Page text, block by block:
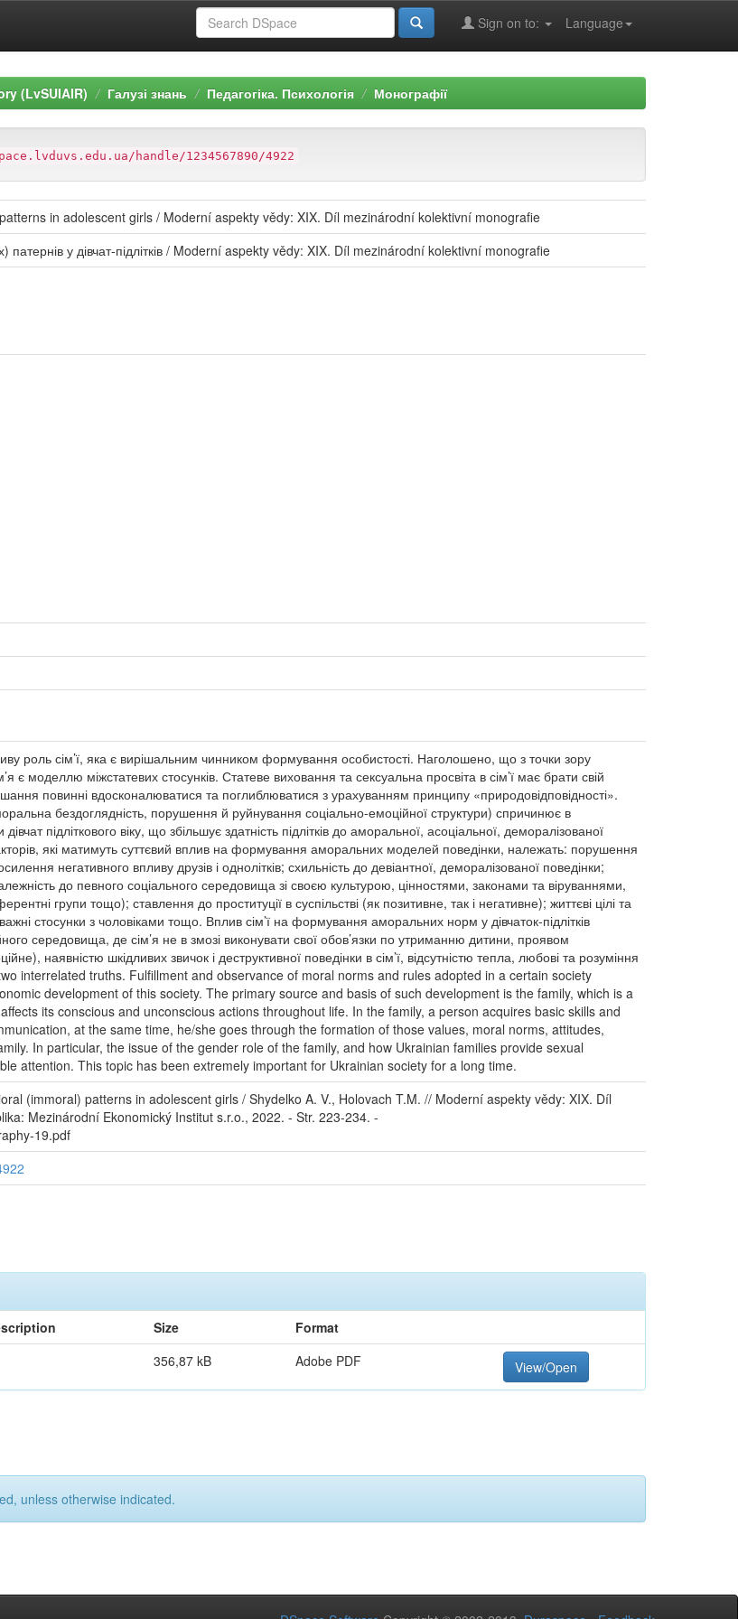
Language
Sign on to:
(LvSUIAIR) Галузі знань Педагогіка. Психологія Монографії
handle/1234567890/4922
in adolescent girls / Moderní aspekty vědy: XIX. Díl mezinárodní kolektivní monografie
у дівчат-підлітків / Moderní aspekty vědy: XIX. Díl mezinárodní kolektivní monografie
роль сім’ї, яка є вирішальним чинником формування особистості. Наголошено, що з точки зору
є моделлю міжстатевих стосунків. Статеве виховання та сексуальна просвіта в сім’ї має брати свій
повинні вдосконалюватися та поглиблюватися з урахуванням принципу «природовідповідності».
бездоглядність, порушення й руйнування соціально-емоційної структури) спричинює в
підліткового віку, що збільшує здатність підлітків до аморальної, асоціальної, деморалізованої
які матимуть суттєвий вплив на формування аморальних моделей поведінки, належать: порушення
негативного впливу друзів і однолітків; схильність до девіантної, деморалізованої поведінки;
до певного соціального середовища зі своєю культурою, цінностями, законами та віруваннями,
групи тощо); ставлення до проституції в суспільстві (як позитивне, так і негативне); життєві цілі та
стосунки з чоловіками тощо. Вплив сім’ї на формування аморальних норм у дівчаток-підлітків
середовища, де сім’я не в змозі виконувати свої обов’язки по утриманню дитини, проявом
наявністю шкідливих звичок і деструктивної поведінки в сім’ї, відсутністю тепла, любові та розуміння
interrelated truths. Fulfillment and observance of moral norms and rules adopted in a certain society
development of this society. The primary source and basis of such development is the family, which is a
its conscious and unconscious actions throughout life. In the family, a person acquires basic skills and
at the same time, he/she goes through the formation of those values, moral norms, attitudes,
In particular, the issue of the gender role of the family, and how Ukrainian families provide sexual
attention. This topic has been extremely important for Ukrainian society for a long time.
(immoral) patterns in adolescent girls / Shydelko A. V., Holovach T.M. // Moderní aspekty vědy: XIX. Díl
Mezinárodní Ekonomický Institut s.r.o., 2022. - Str. 223-234. -
19.pdf
Size
Format
356,87 kB Adobe PDF View/Open
unless otherwise indicated.